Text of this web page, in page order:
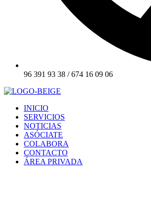
96 391 93 38 / 674 16 09 06
INICIO
SERVICIOS
NOTICIAS
ASÓCIATE
COLABORA
CONTACTO
ÁREA PRIVADA